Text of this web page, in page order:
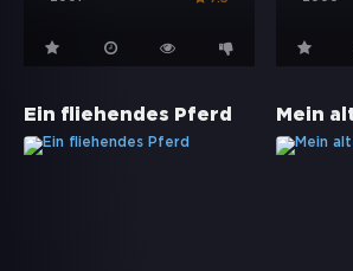
Ein fliehendes Pferd